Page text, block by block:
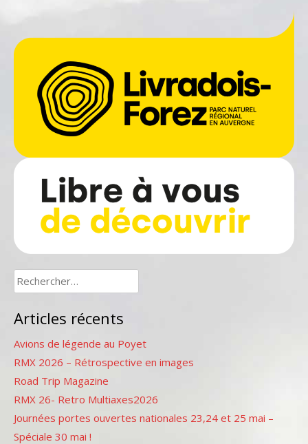
Rechercher :
Articles récents
Avions de légende au Poyet
RMX 2026 – Rétrospective en images
Road Trip Magazine
RMX 26- Retro Multiaxes2026
Journées portes ouvertes nationales 23,24 et 25 mai –
Spéciale 30 mai !